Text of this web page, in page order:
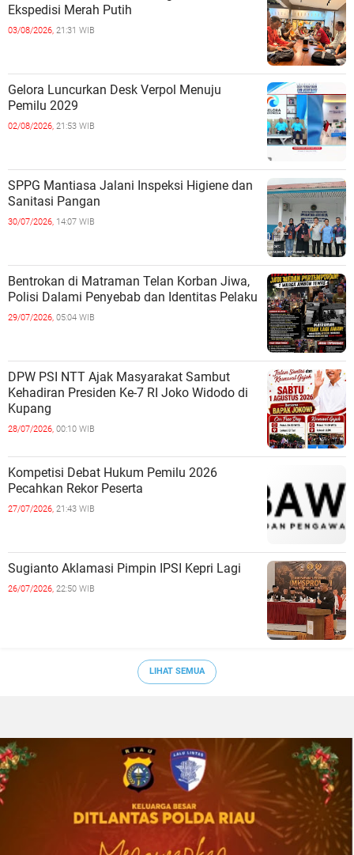
Ekspedisi Merah Putih
03/08/2026, 21:31 WIB
Gelora Luncurkan Desk Verpol Menuju
Pemilu 2029
02/08/2026, 21:53 WIB
SPPG Mantiasa Jalani Inspeksi Higiene dan
Sanitasi Pangan
30/07/2026, 14:07 WIB
Bentrokan di Matraman Telan Korban Jiwa,
Polisi Dalami Penyebab dan Identitas Pelaku
29/07/2026, 05:04 WIB
DPW PSI NTT Ajak Masyarakat Sambut
Kehadiran Presiden Ke-7 RI Joko Widodo di
Kupang
28/07/2026, 00:10 WIB
Kompetisi Debat Hukum Pemilu 2026
Pecahkan Rekor Peserta
27/07/2026, 21:43 WIB
Sugianto Aklamasi Pimpin IPSI Kepri Lagi
26/07/2026, 22:50 WIB
LIHAT SEMUA